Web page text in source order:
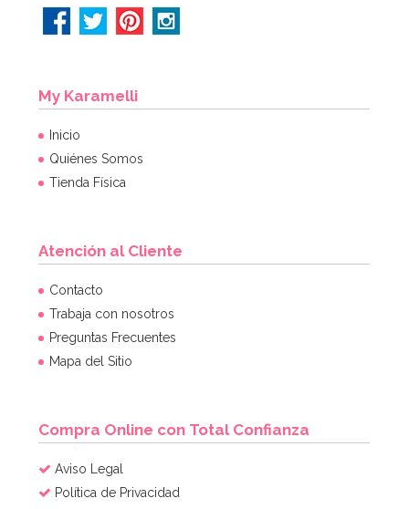
My Karamelli
Inicio
Quiénes Somos
Tienda Física
Atención al Cliente
Contacto
Trabaja con nosotros
Preguntas Frecuentes
Mapa del Sitio
Compra Online con Total Confianza
Aviso Legal
Política de Privacidad